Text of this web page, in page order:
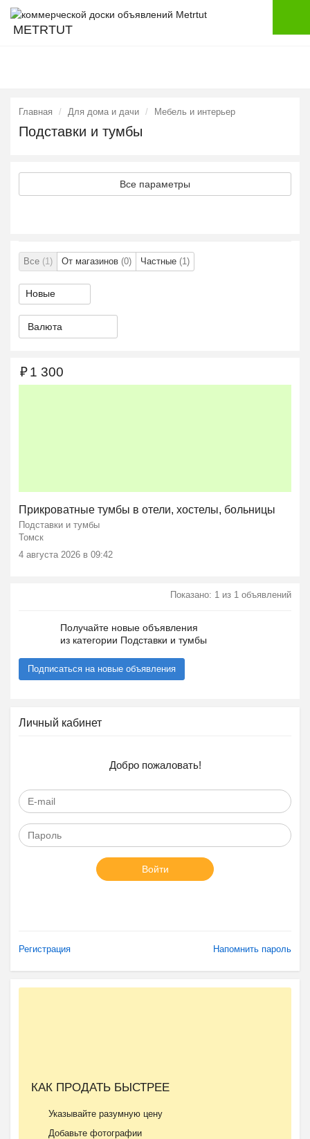
METRTUT
Главная Для дома и дачи Мебель и интерьер
Подставки и тумбы
Все параметры
Все (1) От магазинов (0) Частные (1)
Валюта
Прикроватные тумбы в отели, хостелы, больницы
Подставки и тумбы
Томск
4 августа 2026 в 09:42
₽1 300
Показано: 1 из 1 объявлений
Получайте новые объявления
из категории Подставки и тумбы
Подписаться на новые объявления
Личный кабинет
Добро пожаловать!
Войти
Регистрация Напомнить пароль
КАК ПРОДАТЬ БЫСТРЕЕ
Указывайте разумную цену
Добавьте фотографии